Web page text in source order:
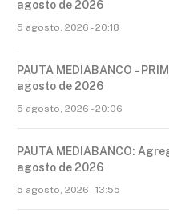
agosto de 2026
5 agosto, 2026 - 20:18
PAUTA MEDIABANCO –
agosto de 2026
5 agosto, 2026 - 20:06
PAUTA MEDIABANCO:
agosto de 2026
5 agosto, 2026 - 13:55